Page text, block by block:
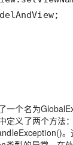
一个名为
定义了两个方法：
。